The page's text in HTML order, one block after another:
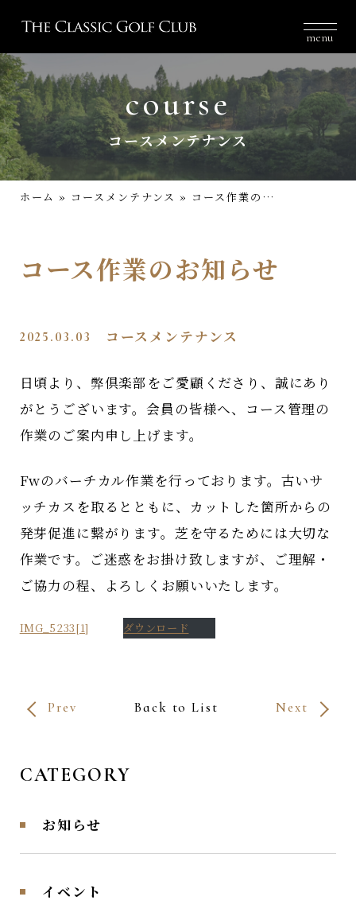
menu
course
コースメンテナンス
ホーム » コースメンテナンス » コース作業のお知らせ
コース作業のお知らせ
2025.03.03 コースメンテナンス
日頃より、弊倶楽部をご愛顧くださり、誠にあり
がとうございます。会員の皆様へ、コース管理の
作業のご案内申し上げます。
Fwのバーチカル作業を行っております。古いサ
ッチカスを取るとともに、カットした箇所からの
発芽促進に繋がります。芝を守るためには大切な
作業です。ご迷惑をお掛け致しますが、ご理解・
ご協力の程、よろしくお願いいたします。
IMG_5233[1] ダウンロード
Prev Back to List Next
CATEGORY
お知らせ
イベント